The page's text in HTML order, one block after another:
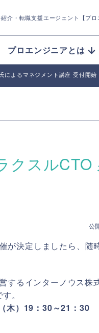
介 ・転職支援エージェント【プロ
プロエンジニアとは
によるマネジメント講座 受付開始
クスル
公
決定しましたら、随
るインターノウス株
。
木）19：30～21：30